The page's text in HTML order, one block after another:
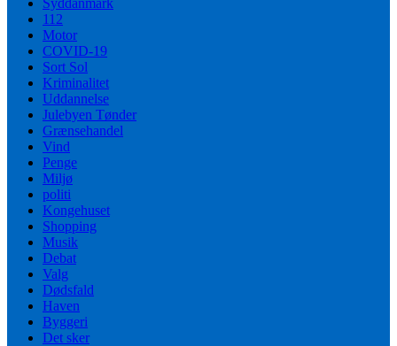
112
Motor
COVID-19
Sort Sol
Kriminalitet
Uddannelse
Julebyen Tønder
Grænsehandel
Vind
Penge
Miljø
politi
Kongehuset
Shopping
Musik
Debat
Valg
Dødsfald
Haven
Byggeri
Det sker